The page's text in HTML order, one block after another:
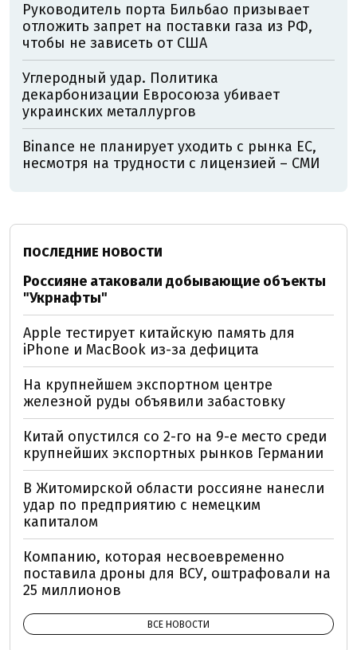
Руководитель порта Бильбао призывает
отложить запрет на поставки газа из РФ,
чтобы не зависеть от США
Углеродный удар. Политика
декарбонизации Евросоюза убивает
украинских металлургов
Binance не планирует уходить с рынка ЕС,
несмотря на трудности с лицензией – СМИ
ПОСЛЕДНИЕ НОВОСТИ
Россияне атаковали добывающие объекты
"Укрнафты"
Apple тестирует китайскую память для
iPhone и MacBook из-за дефицита
На крупнейшем экспортном центре
железной руды объявили забастовку
Китай опустился со 2-го на 9-е место среди
крупнейших экспортных рынков Германии
В Житомирской области россияне нанесли
удар по предприятию с немецким
капиталом
Компанию, которая несвоевременно
поставила дроны для ВСУ, оштрафовали на
25 миллионов
ВСЕ НОВОСТИ